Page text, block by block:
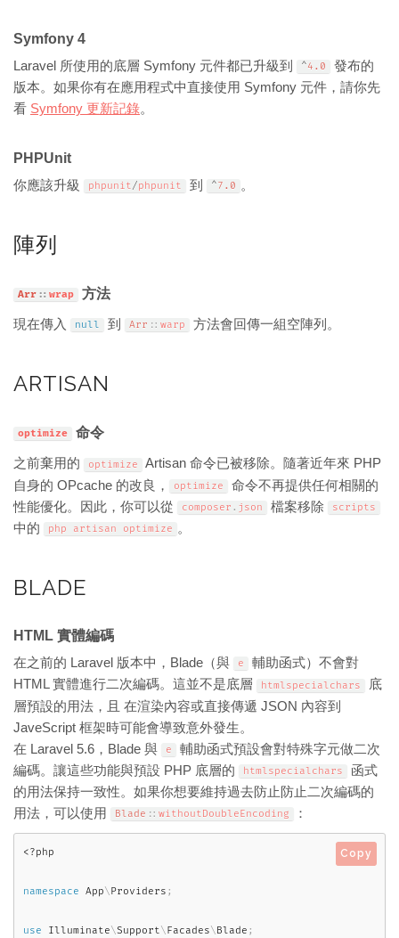
Symfony 4
Laravel 所使用的底層 Symfony 元件都已升級到 ^4.0
發布的
版本。如果你有在應用程式中直接使用 Symfony 元件，請你先
看 Symfony 更新記錄。
PHPUnit
你應該升級 phpunit/phpunit 到 ^7.0 。
陣列
Arr :: wrap 方法
現在傳入 null 到 Arr :: warp 方法會回傳一組空陣列。
ARTISAN
optimize 命令
之前棄用的 optimize
Artisan 命令已被移除。隨著近年來 PHP
自身的 OPcache 的改良，
optimize
命令不再提供任何相關的
性能優化。因此，你可以從
composer . json 檔案移除 scripts
中的 php artisan optimize 。
BLADE
HTML 實體編碼
在之前的 Laravel 版本中，Blade（與 e
輔助函式）不會對
HTML 實體進行二次編碼。這並不是底層
htmlspecialchars
底
層預設的用法，且 在渲染內容或直接傳遞 JSON 內容到
JaveScript 框架時可能會導致意外發生。
在 Laravel 5.6，Blade 與
e
輔助函式預設會對特殊字元做二次
編碼。讓這些功能與預設 PHP 底層的
htmlspecialchars
函式
的用法保持一致性。如果你想要維持過去防止防止二次編碼的
用法，可以使用
Blade :: withoutDoubleEncoding ：
<?php
namespace App\ Providers ;
use Illuminate\Support\ Facades\ Blade ;
Copy